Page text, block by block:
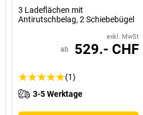
3 Ladeflächen mit
Antirutschbelag, 2 Schiebebügel
exkl. MwSt
ab 529.- CHF
(1)
3-5 Werktage